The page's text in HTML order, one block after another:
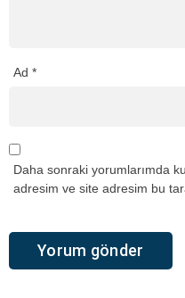
Ad *
Daha sonraki yorumlarımda
adresim ve site adresim bu